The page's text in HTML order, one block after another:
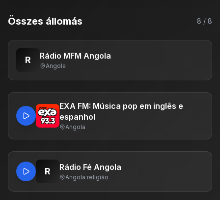
Összes állomás 8 / 8
R Rádio MFM Angola
Angola
EXA FM: Música pop em inglês e
espanhol
Angola
R Rádio Fé Angola
Angola·religião